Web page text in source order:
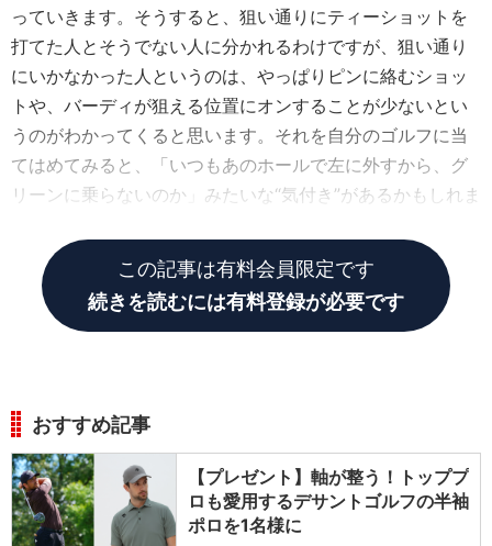
っていきます。そうすると、狙い通りにティーショットを
打てた人とそうでない人に分かれるわけですが、狙い通り
にいかなかった人というのは、やっぱりピンに絡むショッ
トや、バーディが狙える位置にオンすることが少ないとい
うのがわかってくると思います。それを自分のゴルフに当
てはめてみると、「いつもあのホールで左に外すから、グ
リーンに乗らないのか」みたいな“気付き”があるかもしれま
この記事は有料会員限定です
続きを読むには有料登録が必要です
おすすめ記事
【プレゼント】軸が整う！トッププ
ロも愛用するデサントゴルフの半袖
ポロを1名様に